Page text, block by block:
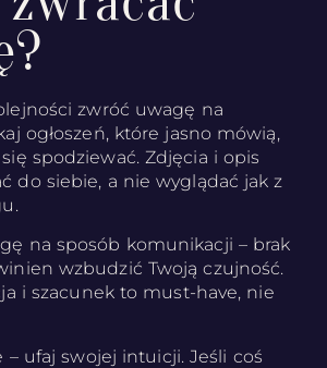
zwróć uwagę na
ogłoszeń, które jasno mówią,
spodziewać. Zdjęcia i opis
do siebie, a nie wyglądać jak z
na sposób komunikacji – brak
wzbudzić Twoją czujność.
i szacunek to must-have, nie
– ufaj swojej intuicji. Jeśli coś